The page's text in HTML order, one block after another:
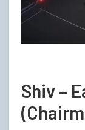
Shiv –